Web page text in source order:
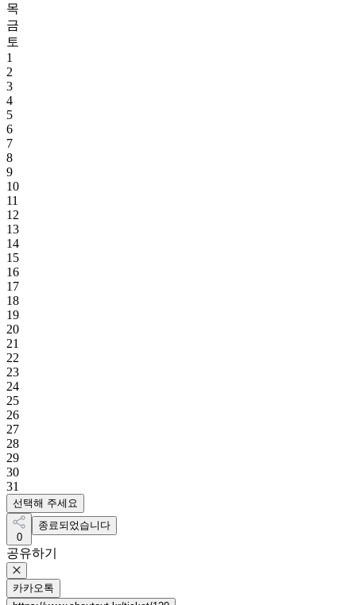
목
금
토
1
2
3
4
5
6
7
8
9
10
11
12
13
14
15
16
17
18
19
20
21
22
23
24
25
26
27
28
29
30
31
선택해 주세요
0
종료되었습니다
공유하기
카카오톡